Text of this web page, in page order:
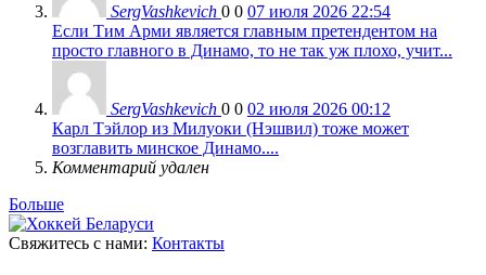
SergVashkevich 0 0 07 июля 2026 22:54
Если Тим Арми является главным претендентом на
просто главного в Динамо, то не так уж плохо, учит...
SergVashkevich 0 0 02 июля 2026 00:12
Карл Тэйлор из Милуоки (Нэшвил) тоже может
возглавить минское Динамо....
Комментарий удален
Больше
Свяжитесь с нами: Контакты